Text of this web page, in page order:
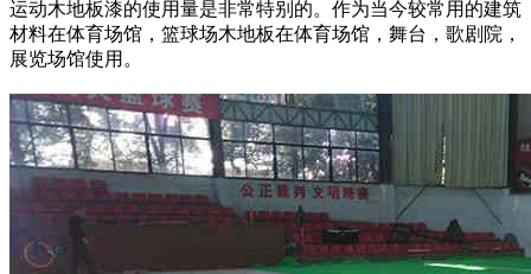
运动木地板漆的使用量是非常特别的。作为当今较常用的建筑
材料在体育场馆，篮球场木地板在体育场馆，舞台，歌剧院，
展览场馆使用。